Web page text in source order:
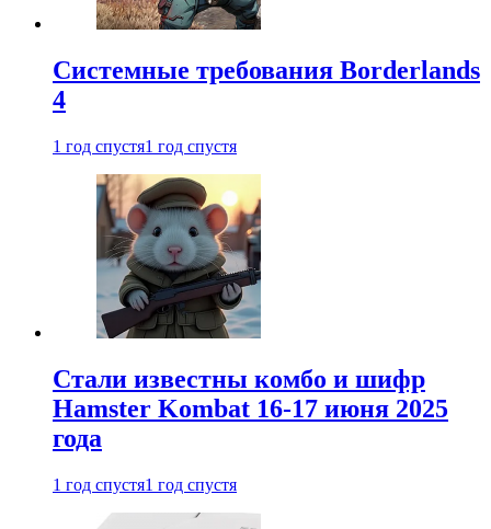
Системные требования Borderlands
4
1 год спустя1 год спустя
Стали известны комбо и шифр
Hamster Kombat 16-17 июня 2025
года
1 год спустя1 год спустя